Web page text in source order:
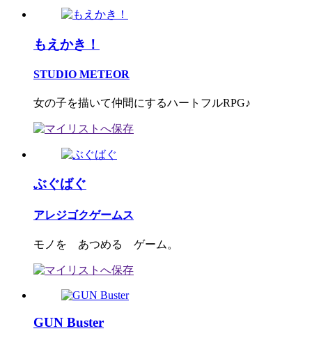
もえかき！
STUDIO METEOR
女の子を描いて仲間にするハートフルRPG♪
ぶぐばぐ
アレジゴクゲームス
モノを あつめる ゲーム。
GUN Buster